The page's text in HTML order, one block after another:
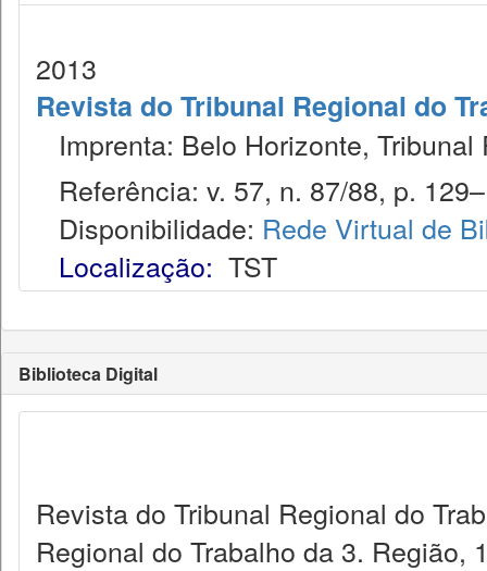
2013
Revista do Tribunal Regional do
Imprenta: Belo Horizonte,
Referência: v. 57, n. 87/88, p.
Disponibilidade: Rede Virtual de
Localização: TST
Biblioteca Digital
Revista do Tribunal Regional do
Regional do Trabalho da 3. Região,